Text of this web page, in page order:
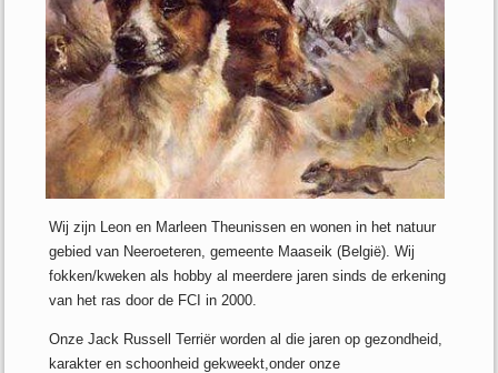
Wij zijn Leon en Marleen Theunissen en wonen in het natuur
gebied van Neeroeteren, gemeente Maaseik (België). Wij
fokken/kweken als hobby al meerdere jaren sinds de erkening
van het ras door de FCI in 2000.
Onze Jack Russell Terriër worden al die jaren op gezondheid,
karakter en schoonheid gekweekt,onder onze